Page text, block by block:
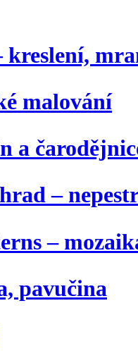
kreslení,
malování
a
–
–
pavučina